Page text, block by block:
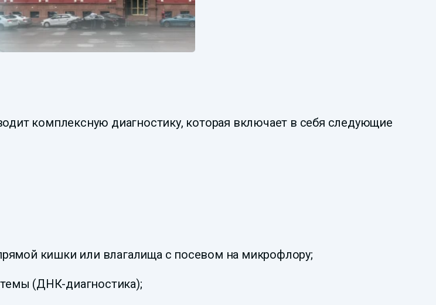
комплексную диагностику, которая включает в себя следующие
кишки или влагалища с посевом на микрофлору;
(ДНК-диагностика);